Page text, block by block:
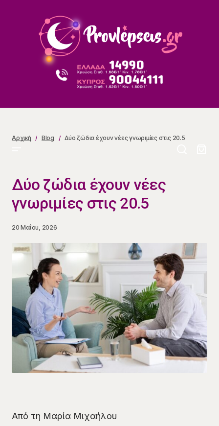
Αρχική Blog Δύο ζώδια έχουν νέες γνωριμίες στις 20.5
Δύο ζώδια έχουν νέες
γνωριμίες στις 20.5
20 Μαΐου, 2026
​Από τη Μαρία Μιχαήλου